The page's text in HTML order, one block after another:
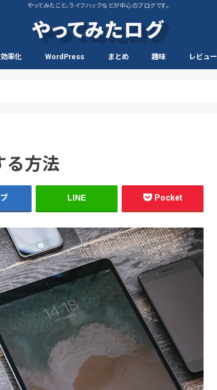
やってみたこと、ライフハックなどが中心のブログです。
やってみたログ
率化 WordPress まとめ 趣味 レビュー
る方法
LINE Pocket